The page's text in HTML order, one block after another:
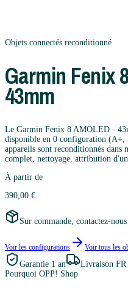
Objets connectés reconditionné
Garmin Fenix
43mm
Le Garmin Fenix 8 AMOLED -
disponible en 0 configuration (A+,
appareils sont reconditionnés dans
complet, nettoyage, attribution
À partir de
390,00 €
Sur commande, contactez-nous
Voir les configurations Voir tous les
Garantie 1 an Livraison FR
Pourquoi OPP! Shop